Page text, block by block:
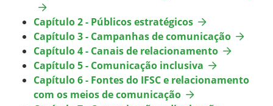
Capítulo 2 - Públicos estratégicos
Capítulo 3 - Campanhas de comunicação
Capítulo 4 - Canais de relacionamento
Capítulo 5 - Comunicação inclusiva
Capítulo 6 - Fontes do IFSC e relacionamento
com os meios de comunicação